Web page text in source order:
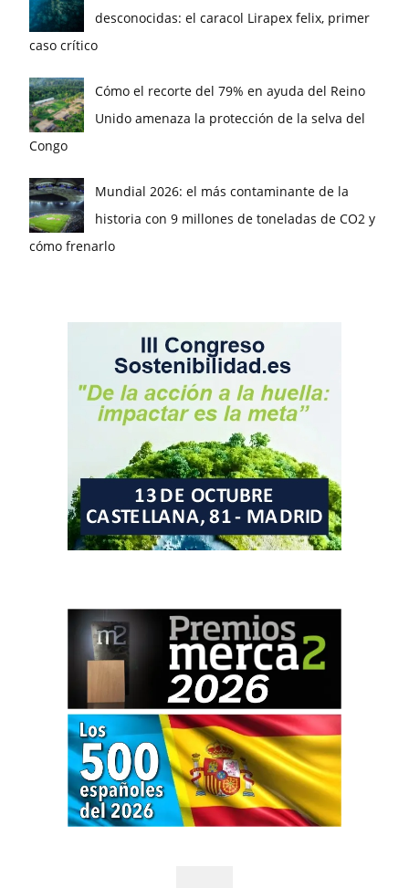
desconocidas: el caracol Lirapex felix, primer
caso crítico
Cómo el recorte del 79% en ayuda del Reino
Unido amenaza la protección de la selva del
Congo
Mundial 2026: el más contaminante de la
historia con 9 millones de toneladas de CO2 y
cómo frenarlo